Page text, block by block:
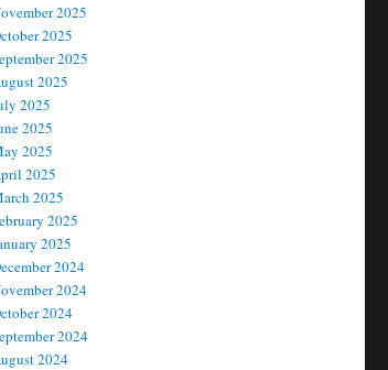
2025
2025
2025
2025
2025
2025
2025
2025
2025
2025
2025
2024
2024
2024
2024
2024